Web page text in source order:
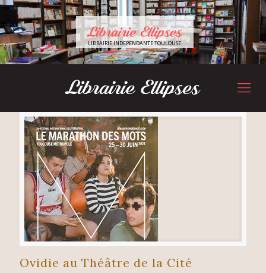
LIBRAIRIE INDEPENDANTE TOULOUSE
Ovidie au Théâtre de la Cité